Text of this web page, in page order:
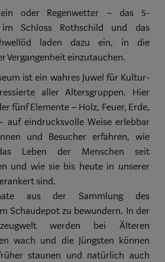
oder Regenwetter – das 5-
im Schloss Rothschild und das
laden dazu ein, in die
Vergangenheit einzutauchen.
ist ein wahres Juwel für Kultur-
aller Altersgruppen. Hier
fünf Elemente – Holz, Feuer, Erde,
auf eindrucksvolle Weise erlebbar
und Besucher erfahren, wie
Leben der Menschen seit
und wie sie bis heute in unserer
sind.
aus der Sammlung des
Schaudepot zu bewundern. In der
werden bei Älteren
wach und die Jüngsten können
staunen und natürlich auch